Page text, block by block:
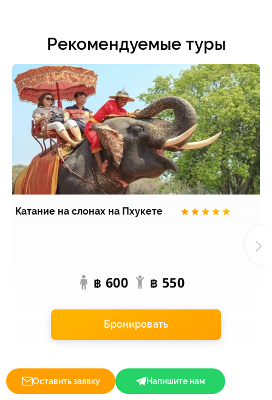
Рекомендуемые туры
Катание на слонах на Пхукете
฿ 600 ฿ 550
Бронировать
Оставить заявку Напишите нам